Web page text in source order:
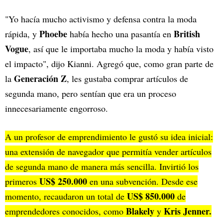
"Yo hacía mucho activismo y defensa contra la moda
rápida, y Phoebe había hecho una pasantía en British
Vogue, así que le importaba mucho la moda y había visto
el impacto", dijo Kianni. Agregó que, como gran parte de
la Generación Z, les gustaba comprar artículos de
segunda mano, pero sentían que era un proceso
innecesariamente engorroso.
A un profesor de emprendimiento le gustó su idea inicial:
una extensión de navegador que permitía vender artículos
de segunda mano de manera más sencilla. Invirtió los
primeros US$ 250.000 en una subvención. Desde ese
momento, recaudaron un total de US$ 850.000 de
emprendedores conocidos, como Blakely y Kris Jenner.